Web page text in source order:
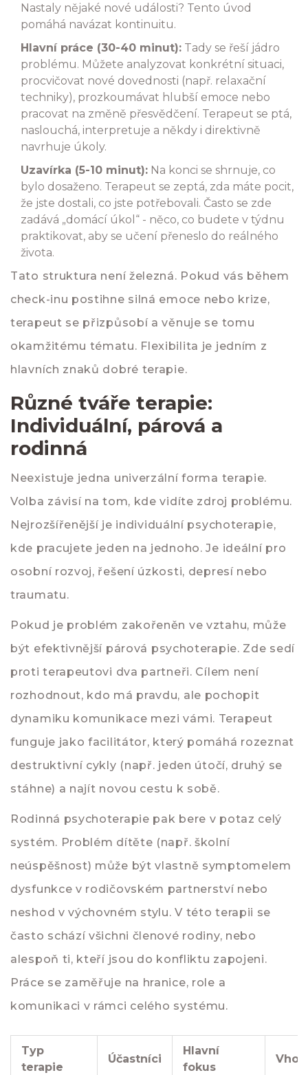
Nastaly nějaké nové události? Tento úvod
pomáhá navázat kontinuitu.
Hlavní práce (30-40 minut): Tady se řeší jádro
problému. Můžete analyzovat konkrétní situaci,
procvičovat nové dovednosti (např. relaxační
techniky), prozkoumávat hlubší emoce nebo
pracovat na změně přesvědčení. Terapeut se ptá,
naslouchá, interpretuje a někdy i direktivně
navrhuje úkoly.
Uzavírka (5-10 minut): Na konci se shrnuje, co
bylo dosaženo. Terapeut se zeptá, zda máte pocit,
že jste dostali, co jste potřebovali. Často se zde
zadává „domácí úkol“ - něco, co budete v týdnu
praktikovat, aby se učení přeneslo do reálného
života.
Tato struktura není železná. Pokud vás během
check-inu postihne silná emoce nebo krize,
terapeut se přizpůsobí a věnuje se tomu
okamžitému tématu. Flexibilita je jedním z
hlavních znaků dobré terapie.
Různé tváře terapie:
Individuální, párová a
rodinná
Neexistuje jedna univerzální forma terapie.
Volba závisí na tom, kde vidíte zdroj problému.
Nejrozšířenější je individuální psychoterapie,
kde pracujete jeden na jednoho. Je ideální pro
osobní rozvoj, řešení úzkosti, depresí nebo
traumatu.
Pokud je problém zakořeněn ve vztahu, může
být efektivnější párová psychoterapie. Zde sedí
proti terapeutovi dva partneři. Cílem není
rozhodnout, kdo má pravdu, ale pochopit
dynamiku komunikace mezi vámi. Terapeut
funguje jako facilitátor, který pomáhá rozeznat
destruktivní cykly (např. jeden útočí, druhý se
stáhne) a najít novou cestu k sobě.
Rodinná psychoterapie pak bere v potaz celý
systém. Problém dítěte (např. školní
neúspěšnost) může být vlastně symptomelem
dysfunkce v rodičovském partnerství nebo
neshod v výchovném stylu. V této terapii se
často schází všichni členové rodiny, nebo
alespoň ti, kteří jsou do konfliktu zapojeni.
Práce se zaměřuje na hranice, role a
komunikaci v rámci celého systému.
Typ
terapie
Účastníci
Hlavní
fokus